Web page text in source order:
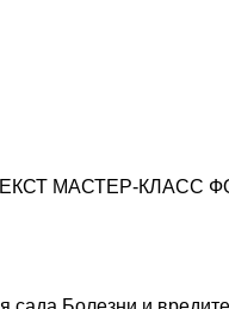
МАСТЕР-КЛАСС